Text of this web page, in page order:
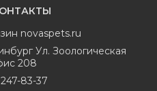
novaspets.ru
Ул. Зоологическая
208
83-37